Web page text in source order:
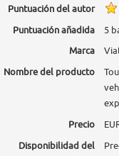
Puntuación del autor
Puntuación añadida
5
Marca
Nombre del producto
Precio
Disponibilidad del